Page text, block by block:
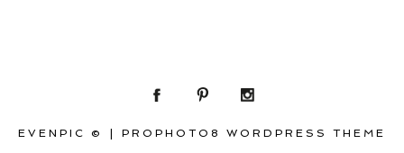
EVENPIC © PROPHOTO8 WORDPRESS THEME